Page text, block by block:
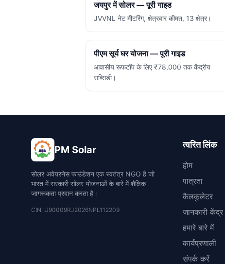
जयपुर में सोलर — पूरी गाइड
JVVNL नेट मीटरिंग, क्षेत्रवार कीमत, 13 क्षेत्र।
पीएम सूर्य घर योजना — पूरी गाइड
आवासीय रूफटॉप के लिए ₹78,000 तक केंद्रीय
सब्सिडी।
PM Solar
सोलर अवेयरनेस फाउंडेशन एक स्वतंत्र NGO है जो
भारत में सरकारी सोलर योजनाओं के बारे में शैक्षिक
जागरूकता प्रदान करता है।
CIN: U90009RJ2026NPL112209
त्वरित लिंक
होम
पात्रता
कैलकुलेटर
जानकारी केंद्र
हमारे बारे में
कार्यप्रणाली
संपर्क करें